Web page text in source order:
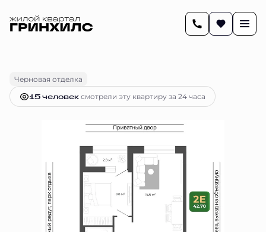
2-комнатная42.5 м 8 163 275 руб.
Черновая отделка
15 человексмотрели эту квартиру за 24 часа